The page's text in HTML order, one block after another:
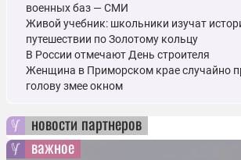
военных баз — СМИ
Живой учебник: школьники изучат
путешествии по Золотому кольцу
В России отмечают День строителя
Женщина в Приморском крае случайно
голову змее окном
новости партнеров
важное